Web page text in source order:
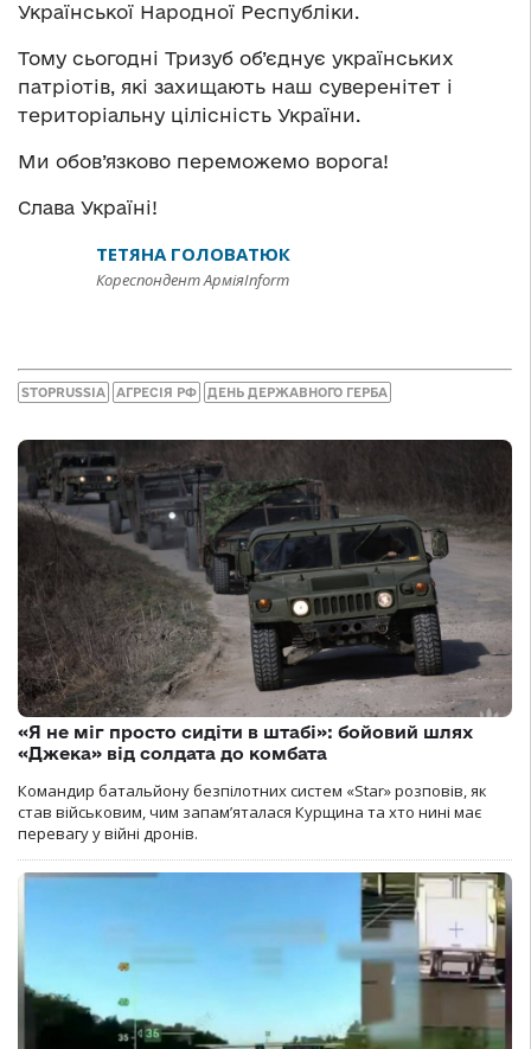
Української Народної Республіки.
Тому сьогодні Тризуб об’єднує українських
патріотів, які захищають наш суверенітет і
територіальну цілісність України.
Ми обов’язково переможемо ворога!
Слава Україні!
ТЕТЯНА ГОЛОВАТЮК
Кореспондент АрміяInform
STOPRUSSIA АГРЕСІЯ РФ ДЕНЬ ДЕРЖАВНОГО ГЕРБА
«Я не міг просто сидіти в штабі»: бойовий шлях
«Джека» від солдата до комбата
Командир батальйону безпілотних систем «Star» розповів, як
став військовим, чим запам’яталася Курщина та хто нині має
перевагу у війні дронів.